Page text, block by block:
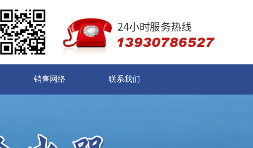
销售网络 联系我们